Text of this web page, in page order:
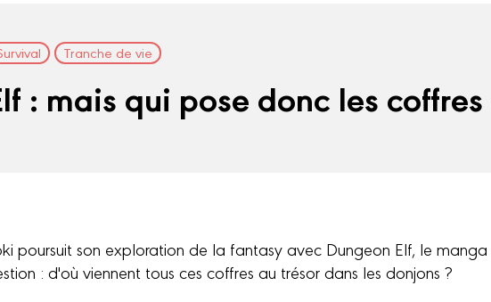
Tranche de vie
: mais qui pose donc les
poursuit son exploration de la fantasy avec Dungeon Elf, le manga
: d'où viennent tous ces coffres au trésor dans les donjons ?